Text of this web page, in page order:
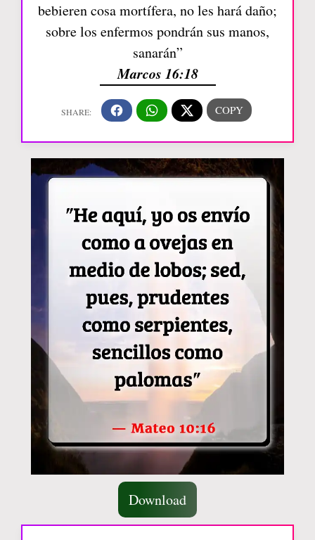
bebieren cosa mortífera, no les hará daño;
sobre los enfermos pondrán sus manos,
sanarán”
Marcos 16:18
Download